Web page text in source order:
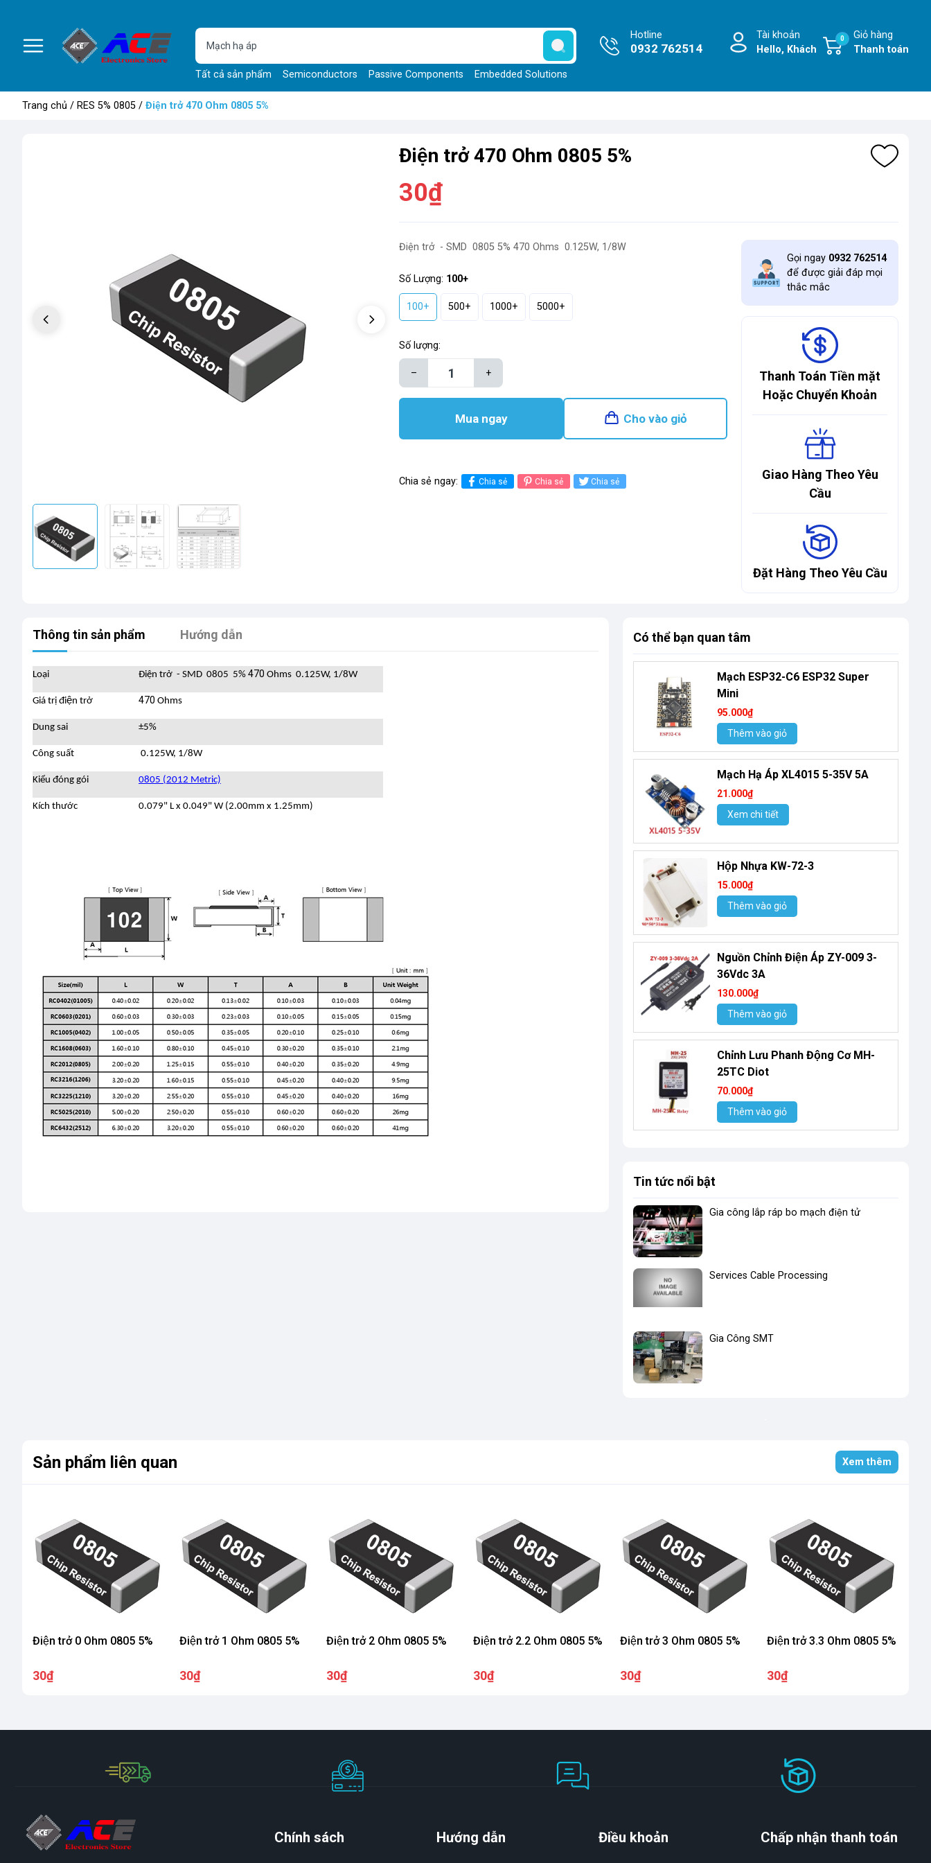
Tất cả sản phẩm Semiconductors Passive Components Embedded Solutions
Hotline
0932 762514
Tài khoản
Hello, Khách
Giỏ hàng
Thanh toán
0
Trang chủ / RES 5% 0805 / Điện trở 470 Ohm 0805 5%
Điện trở 470 Ohm 0805 5%
30₫
Điện trở - SMD 0805 5% 470 Ohms 0.125W, 1/8W
Số Lượng: 100+
100+ 500+ 1000+ 5000+
Số lượng:
– +
Mua ngay Cho vào giỏ
Chia sẻ ngay: Chia sẻ Chia sẻ Chia sẻ
Gọi ngay 0932 762514
để được giải đáp mọi
thắc mắc
Thanh Toán Tiền mặt
Hoặc Chuyển Khoản
Giao Hàng Theo Yêu
Cầu
Đặt Hàng Theo Yêu Cầu
Thông tin sản phẩm Hướng dẫn
Loại Điện trở - SMD 0805 5% 470 Ohms 0.125W, 1/8W
Giá trị điện trở 470 Ohms
Dung sai ±5%
Công suất 0.125W, 1/8W
Kiểu đóng gói 0805 (2012 Metric)
Kích thước 0.079" L x 0.049" W (2.00mm x 1.25mm)
Có thể bạn quan tâm
Mạch ESP32-C6 ESP32 Super
Mini
95.000₫
Thêm vào giỏ
Mạch Hạ Áp XL4015 5-35V 5A
21.000₫
Xem chi tiết
Hộp Nhựa KW-72-3
15.000₫
Thêm vào giỏ
Nguồn Chỉnh Điện Áp ZY-009 3-
36Vdc 3A
130.000₫
Thêm vào giỏ
Chỉnh Lưu Phanh Động Cơ MH-
25TC Diot
70.000₫
Thêm vào giỏ
Tin tức nổi bật
Gia công lắp ráp bo mạch điện tử
Services Cable Processing
Gia Công SMT
Sản phẩm liên quan Xem thêm
Điện trở 0 Ohm 0805 5%
30₫
Điện trở 1 Ohm 0805 5%
30₫
Điện trở 2 Ohm 0805 5%
30₫
Điện trở 2.2 Ohm 0805 5%
30₫
Điện trở 3 Ohm 0805 5%
30₫
Điện trở 3.3 Ohm 0805 5%
30₫
Chính sách Hướng dẫn Điều khoản Chấp nhận thanh toán